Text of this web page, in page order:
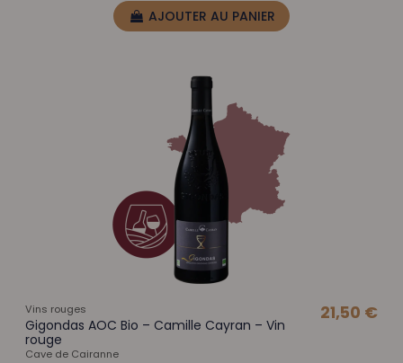
AJOUTER AU PANIER
Vins rouges
Gigondas AOC Bio – Camille Cayran – Vin
rouge
Cave de Cairanne
21,50 €